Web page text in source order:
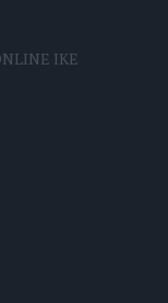
IKE